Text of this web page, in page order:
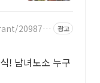
209875
광고
! 남녀노소 누구